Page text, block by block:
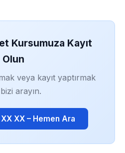
Kursumuza Kayıt
Olun
veya kayıt yaptırmak
arayın.
XX – Hemen Ara